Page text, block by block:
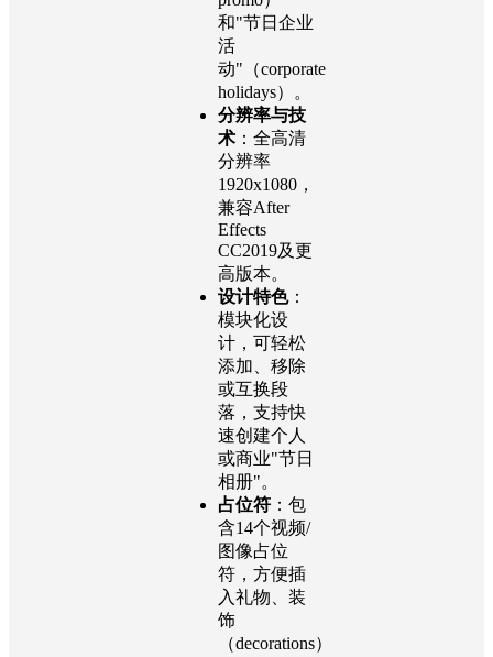
和"节日企业
活
动"（corporate
holidays）。
分辨率与技
术 ：全高清
分辨率
1920x1080，
兼容After
Effects
CC2019及更
高版本。
设计特色：
模块化设
计，可轻松
添加、移除
或互换段
落，支持快
速创建个人
或商业"节日
相册"。
占位符 ：包
含14个视频/
图像占位
符，方便插
入礼物、装
饰
（decorations）